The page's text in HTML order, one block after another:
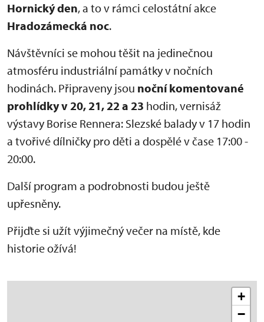
Hornický den, a to v rámci celostátní akce
Hradozámecká noc.
Návštěvníci se mohou těšit na jedinečnou
atmosféru industriální památky v nočních
hodinách. Připraveny jsou noční komentované
prohlídky v 20, 21, 22 a 23 hodin, vernisáž
výstavy Borise Rennera: Slezské balady v 17 hodin
a tvořivé dílničky pro děti a dospělé v čase 17:00 -
20:00.
Další program a podrobnosti budou ještě
upřesněny.
Přijďte si užít výjimečný večer na místě, kde
historie ožívá!
+
−